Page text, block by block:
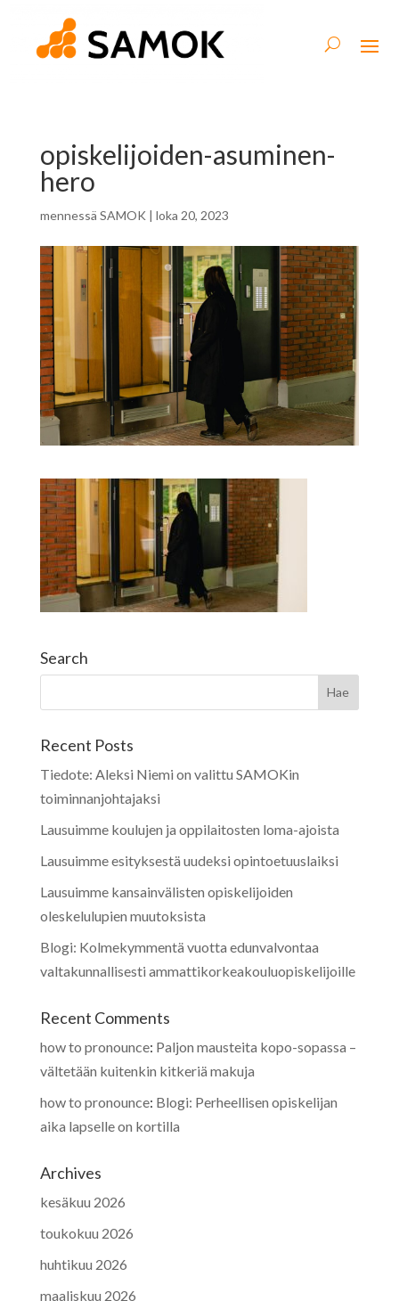
opiskelijoiden-asuminen-
hero
mennessä SAMOK | loka 20, 2023
Search
Recent Posts
Tiedote: Aleksi Niemi on valittu SAMOKin
toiminnanjohtajaksi
Lausuimme koulujen ja oppilaitosten loma-ajoista
Lausuimme esityksestä uudeksi opintoetuuslaiksi
Lausuimme kansainvälisten opiskelijoiden
oleskelulupien muutoksista
Blogi: Kolmekymmentä vuotta edunvalvontaa
valtakunnallisesti ammattikorkeakouluopiskelijoille
Recent Comments
how to pronounce: Paljon mausteita kopo-sopassa –
vältetään kuitenkin kitkeriä makuja
how to pronounce: Blogi: Perheellisen opiskelijan
aika lapselle on kortilla
Archives
kesäkuu 2026
toukokuu 2026
huhtikuu 2026
maaliskuu 2026